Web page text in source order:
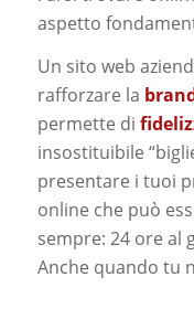
aspetto
Un sito web
rafforzare la
permette di
insostituibile
presentare i tuoi
online che può
sempre: 24 ore al
Anche quando tu